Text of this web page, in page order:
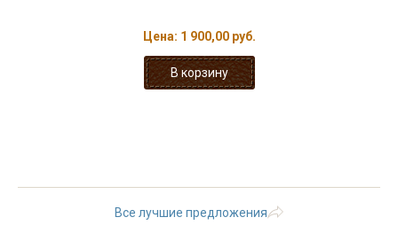
Цена: 1 900,00 руб.
Все лучшие предложения